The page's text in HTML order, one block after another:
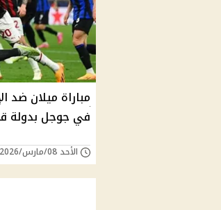
مباراة ميلان ضد
في جوجل بدولة
الأحد 08/مارس/2026 - 10:47 م